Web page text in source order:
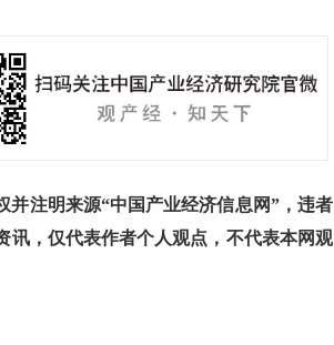
注明来源“中国产业经济信息网”，违者
讯，仅代表作者个人观点，不代表本网观